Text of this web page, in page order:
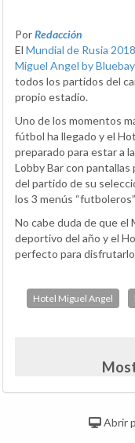
PorRedacción
El Mundial de Rusia 2018
Miguel Angel by Bluebay
todos los partidos del
propio estadio.
Uno de los momentos
fútbol ha llegado y el
preparado para estar a
Lobby Bar con
del partido de su
los 3 menús
No cabe duda de que el
deportivo del año y el
perfecto para
Hotel Miguel Angel
Abrir